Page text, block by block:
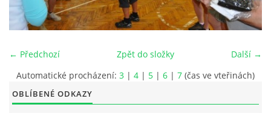
INTERNÍ SEKCE
← Předchozí Další →
Zpět do složky
Automatické procházení: 3 | 4 | 5 | 6 | 7 (čas ve vteřinách)
OBLÍBENÉ ODKAZY